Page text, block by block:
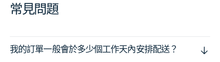
常見問題
我的訂單一般會於多少個工作天內安排配送？